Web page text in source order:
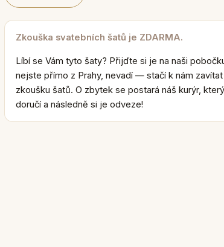
Zkouška svatebních šatů je ZDARMA.
Líbí se Vám tyto šaty? Přijďte si je na naši
nejste přímo z Prahy, nevadí — stačí k nám
zkoušku šatů. O zbytek se postará náš kurýr,
doručí a následně si je odveze!